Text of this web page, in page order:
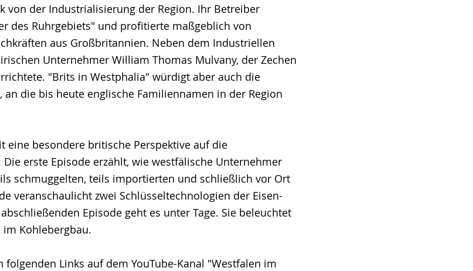
von der Industrialisierung der Region. Ihr Betreiber
des Ruhrgebiets" und profitierte maßgeblich von
aus Großbritannien. Neben dem Industriellen
Unternehmer William Thomas Mulvany, der Zechen
"Brits in Westphalia" würdigt aber auch die
die bis heute englische Familiennamen in der Region
eine besondere britische Perspektive auf die
erste Episode erzählt, wie westfälische Unternehmer
schmuggelten, teils importierten und schließlich vor Ort
veranschaulicht zwei Schlüsseltechnologien der Eisen-
Episode geht es unter Tage. Sie beleuchtet
Kohlebergbau.
Links auf dem YouTube-Kanal "Westfalen im